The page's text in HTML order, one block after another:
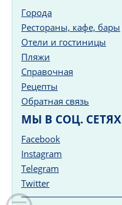
Города
Рестораны, кафе, бары
Отели и гостиницы
Пляжи
Справочная
Рецепты
Обратная связь
МЫ В СОЦ. СЕТЯХ
Facebook
Instagram
Telegram
Twitter